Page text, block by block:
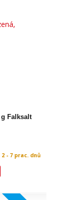
Falksalt
2 - 7 prac. dnů